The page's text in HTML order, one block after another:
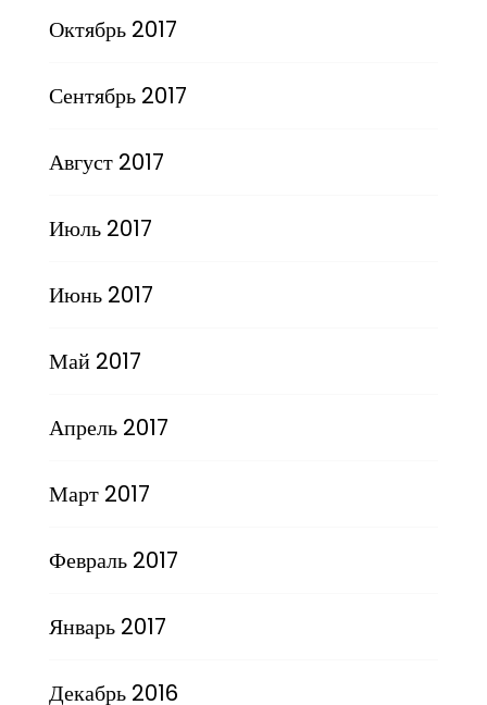
Октябрь 2017
Сентябрь 2017
Август 2017
Июль 2017
Июнь 2017
Май 2017
Апрель 2017
Март 2017
Февраль 2017
Январь 2017
Декабрь 2016